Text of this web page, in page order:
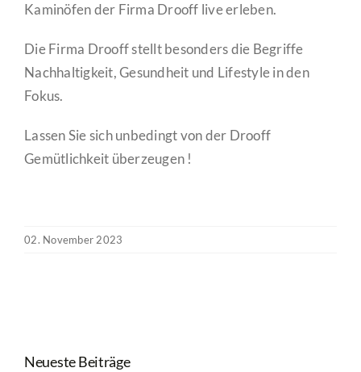
Kaminöfen der Firma Drooff live erleben.
Die Firma Drooff stellt besonders die Begriffe
Nachhaltigkeit, Gesundheit und Lifestyle in den
Fokus.
Lassen Sie sich unbedingt von der Drooff
Gemütlichkeit überzeugen !
02. November 2023
Neueste Beiträge